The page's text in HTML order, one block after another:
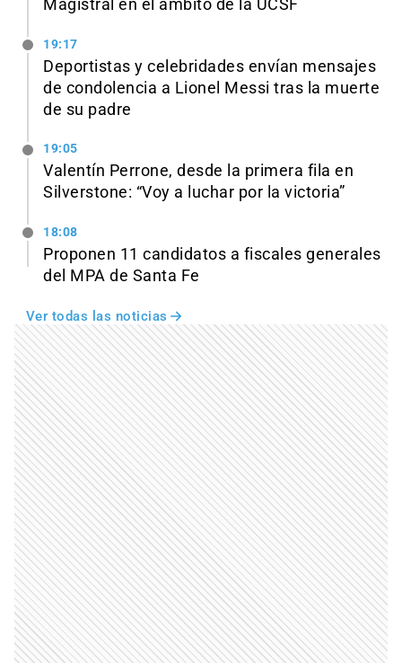
Magistral en el ámbito de la UCSF
19:17
Deportistas y celebridades envían mensajes
de condolencia a Lionel Messi tras la muerte
de su padre
19:05
Valentín Perrone, desde la primera fila en
Silverstone: “Voy a luchar por la victoria”
18:08
Proponen 11 candidatos a fiscales generales
del MPA de Santa Fe
Ver todas las noticias